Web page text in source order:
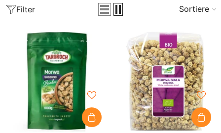
Filter Sortieren